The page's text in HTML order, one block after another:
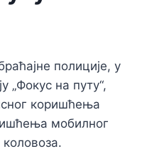
полиције, у
„Фокус на путу“,
коришћења
мобилног